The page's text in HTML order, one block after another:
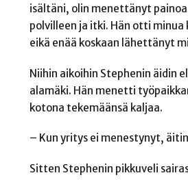
isältäni, olin menettänyt
polvilleen ja itki. Hän otti minua
eikä enää koskaan lähettänyt
Niihin aikoihin Stephenin äidin
alamäki. Hän menetti
kotona tekemäänsä kaljaa.
– Kun yritys ei menestynyt,
Sitten Stephenin pikkuveli